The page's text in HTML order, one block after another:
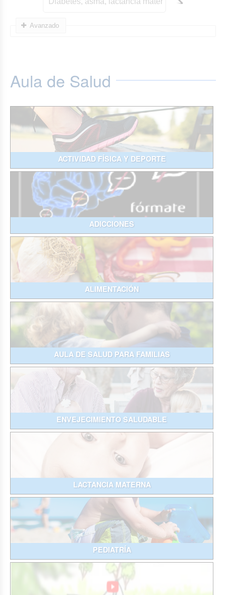
Avanzado
Aula de Salud
ACTIVIDAD FÍSICA Y DEPORTE
ADICCIONES
ALIMENTACIÓN
AULA DE SALUD PARA FAMILIAS
ENVEJECIMIENTO SALUDABLE
LACTANCIA MATERNA
PEDIATRÍA